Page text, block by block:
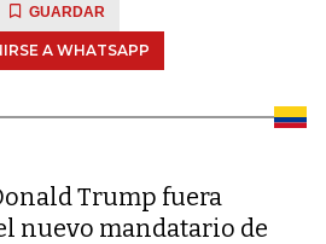
GUARDAR
A WHATSAPP
Trump fuera
nuevo mandatario de